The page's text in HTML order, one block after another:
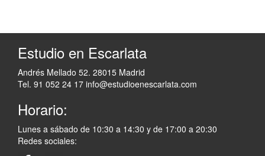
Estudio en Escarlata
Andrés Mellado 52. 28015 Madrid
Tel. 91 052 24 17 info@estudioenescarlata.com
Horario:
Lunes a sábado de 10:30 a 14:30 y de 17:00 a 20:30
Redes sociales: